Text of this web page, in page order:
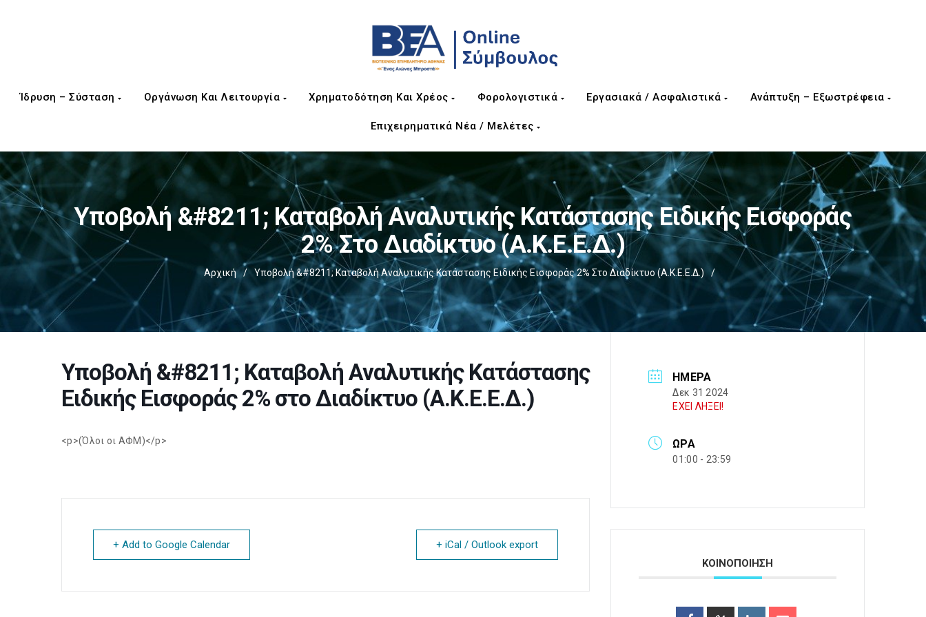
Ίδρυση – Σύσταση Οργάνωση Και Λειτουργία Χρηματοδότηση Και Χρέος Φορολογιστικά Εργασιακά / Ασφαλιστικά Ανάπτυξη – Εξωστρέφεια
Επιχειρηματικά Νέα / Μελέτες
Υποβολή &#8211; Καταβολή Αναλυτικής Κατάστασης Ειδικής Εισφοράς
2% Στο Διαδίκτυο (Α.Κ.Ε.Ε.Δ.)
Αρχική / Υποβολή &#8211; Καταβολή Αναλυτικής Κατάστασης Ειδικής Εισφοράς 2% Στο Διαδίκτυο (Α.Κ.Ε.Ε.Δ.) /
Υποβολή &#8211; Καταβολή Αναλυτικής Κατάστασης
Ειδικής Εισφοράς 2% στο Διαδίκτυο (Α.Κ.Ε.Ε.Δ.)
<p>(Όλοι οι ΑΦΜ)</p>
+ Add to Google Calendar + iCal / Outlook export
ΗΜΈΡΑ
Δεκ 31 2024
ΕΧΕΙ ΛΗΞΕΙ!
ΏΡΑ
01:00 - 23:59
ΚΟΙΝΟΠΟΙΗΣΗ